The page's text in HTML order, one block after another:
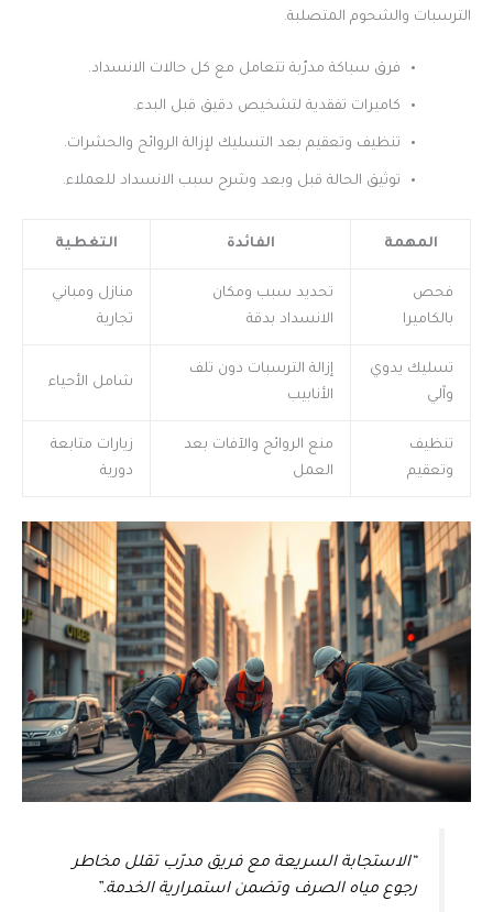
الترسبات والشحوم المتصلبة.
فرق سباكة مدرّبة تتعامل مع كل حالات الانسداد.
كاميرات تفقدية لتشخيص دقيق قبل البدء.
تنظيف وتعقيم بعد التسليك لإزالة الروائح والحشرات.
توثيق الحالة قبل وبعد وشرح سبب الانسداد للعملاء.
المهمة الفائدة التغطية
فحص
بالكاميرا
تحديد سبب ومكان
الانسداد بدقة
منازل ومباني
تجارية
تسليك يدوي
وآلي
إزالة الترسبات دون تلف
الأنابيب
شامل الأحياء
تنظيف
وتعقيم
منع الروائح والآفات بعد
العمل
زيارات متابعة
دورية
“الاستجابة السريعة مع فريق مدرّب تقلل مخاطر
رجوع مياه الصرف وتضمن استمرارية الخدمة.”